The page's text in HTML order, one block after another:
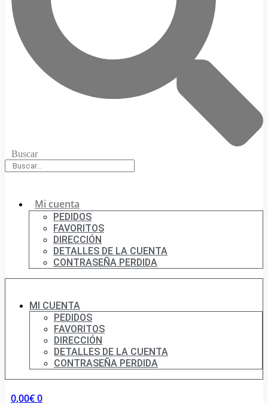
Buscar
Mi cuenta
PEDIDOS
FAVORITOS
DIRECCIÓN
DETALLES DE LA CUENTA
CONTRASEÑA PERDIDA
MI CUENTA
PEDIDOS
FAVORITOS
DIRECCIÓN
DETALLES DE LA CUENTA
CONTRASEÑA PERDIDA
0,00€0